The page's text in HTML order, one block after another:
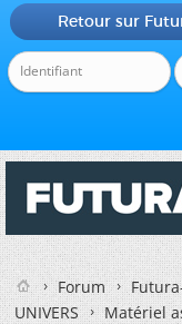
Retour sur
Forum
UNIVERS
Matériel